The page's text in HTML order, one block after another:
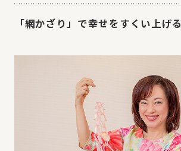
「網かざり」で幸せをすくい上げる